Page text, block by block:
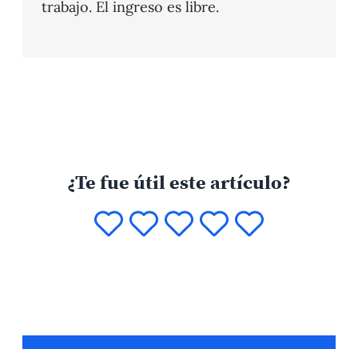
trabajo. El ingreso es libre.
¿Te fue útil este artículo?